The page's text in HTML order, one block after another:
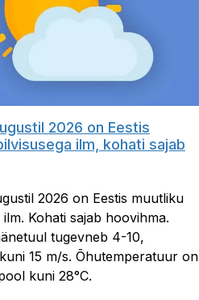
2026 on Eestis
ilm, kohati sajab
2026 on Eestis muutliku
ilm. Kohati sajab hoovihma.
tugevneb 4-10,
15 m/s. Õhutemperatuur on
kuni 28°C.